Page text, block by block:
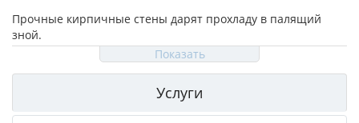
Прочные кирпичные стены дарят прохладу в палящий
зной.
Большая удобная парковочная площадь возле гостевого
дома оснащена системой видеонаблюдения.
Оставаться на связи с внешним миром позволит WI-FI.
Показать
Услуги